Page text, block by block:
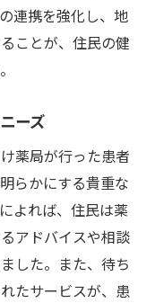
健康啓発活動
療体制の強化
の現状と課題
強み
改善の取り組み
サービスとは
体的施策
の課題抽出
りつけ薬局の
連携を強化し、地
ことが、住民の健
ーズ
薬局が行った患者
らかにする貴重な
よれば、住民は薬
アドバイスや相談
した。また、待ち
たサービスが、患